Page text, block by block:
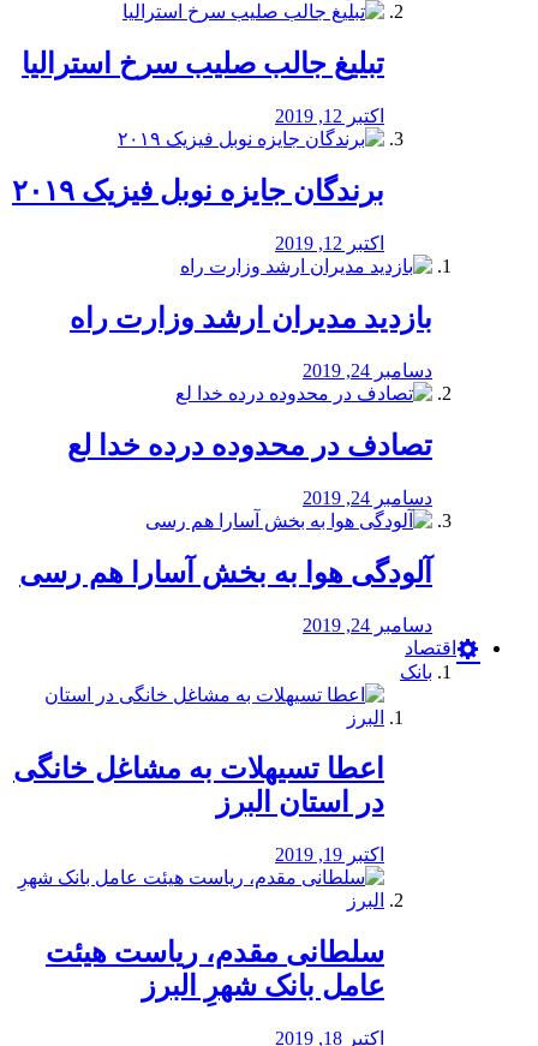
تبلیغ جالب صلیب سرخ استرالیا
اکتبر 12, 2019
برندگان جایزه نوبل فیزیک ۲۰۱۹
اکتبر 12, 2019
بازدید مدیران ارشد وزارت راه
دسامبر 24, 2019
تصادف در محدوده درده خدا لع
دسامبر 24, 2019
آلودگی هوا به بخش آسارا هم رسی
دسامبر 24, 2019
اقتصاد
بانک
️اعطا تسیهلات به مشاغل خانگی
در استان البرز
اکتبر 19, 2019
سلطانی مقدم، ریاست هیئت
عامل بانک شهرِ البرز
اکتبر 18, 2019